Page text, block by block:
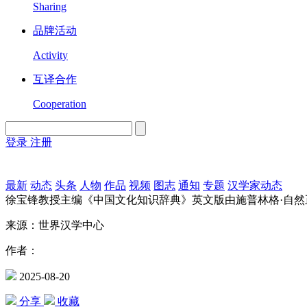
Sharing
品牌活动
Activity
互译合作
Cooperation
登录 注册
最新 动态 头条 人物 作品 视频 图志 通知 专题 汉学家动态
徐宝锋教授主编《中国文化知识辞典》英文版由施普林格·自然
来源：世界汉学中心
作者：
2025-08-20
分享 收藏